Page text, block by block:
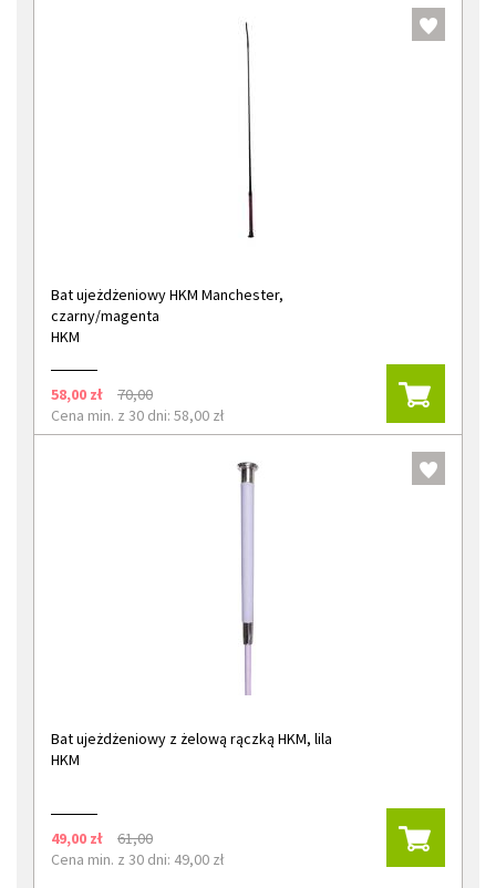
Bat ujeżdżeniowy HKM Manchester,
czarny/magenta
HKM
58,00 zł
70,00
Cena min. z 30 dni: 58,00 zł
Bat ujeżdżeniowy z żelową rączką HKM, lila
HKM
49,00 zł
61,00
Cena min. z 30 dni: 49,00 zł